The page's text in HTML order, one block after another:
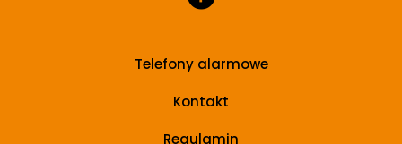
Telefony alarmowe
Kontakt
Regulamin